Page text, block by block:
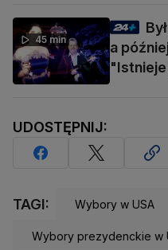
45 min
a
UDOSTĘPNIJ:
TAGI: Wybory w USA
Wybory prezydenckie w